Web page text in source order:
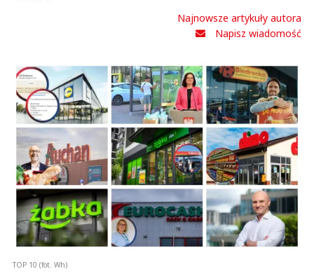
Najnowsze artykuły autora
Napisz wiadomość
TOP 10 (fot. Wh)